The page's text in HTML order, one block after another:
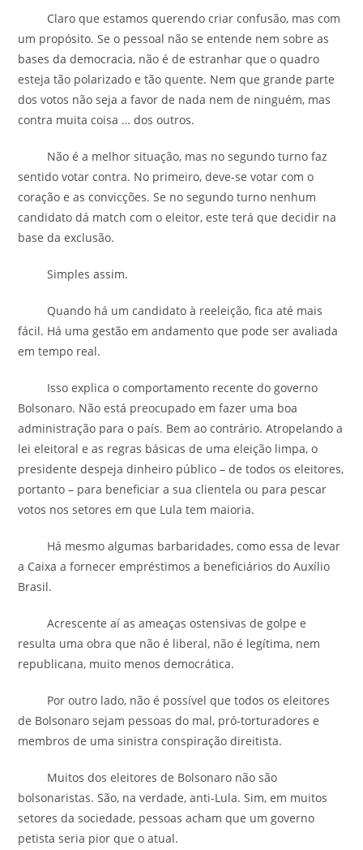
Claro que estamos querendo criar confusão, mas com
um propósito. Se o pessoal não se entende nem sobre as
bases da democracia, não é de estranhar que o quadro
esteja tão polarizado e tão quente. Nem que grande parte
dos votos não seja a favor de nada nem de ninguém, mas
contra muita coisa … dos outros.
Não é a melhor situação, mas no segundo turno faz
sentido votar contra. No primeiro, deve-se votar com o
coração e as convicções. Se no segundo turno nenhum
candidato dá match com o eleitor, este terá que decidir na
base da exclusão.
Simples assim.
Quando há um candidato à reeleição, fica até mais
fácil. Há uma gestão em andamento que pode ser avaliada
em tempo real.
Isso explica o comportamento recente do governo
Bolsonaro. Não está preocupado em fazer uma boa
administração para o país. Bem ao contrário. Atropelando a
lei eleitoral e as regras básicas de uma eleição limpa, o
presidente despeja dinheiro público – de todos os eleitores,
portanto – para beneficiar a sua clientela ou para pescar
votos nos setores em que Lula tem maioria.
Há mesmo algumas barbaridades, como essa de levar
a Caixa a fornecer empréstimos a beneficiários do Auxílio
Brasil.
Acrescente aí as ameaças ostensivas de golpe e
resulta uma obra que não é liberal, não é legítima, nem
republicana, muito menos democrática.
Por outro lado, não é possível que todos os eleitores
de Bolsonaro sejam pessoas do mal, pró-torturadores e
membros de uma sinistra conspiração direitista.
Muitos dos eleitores de Bolsonaro não são
bolsonaristas. São, na verdade, anti-Lula. Sim, em muitos
setores da sociedade, pessoas acham que um governo
petista seria pior que o atual.